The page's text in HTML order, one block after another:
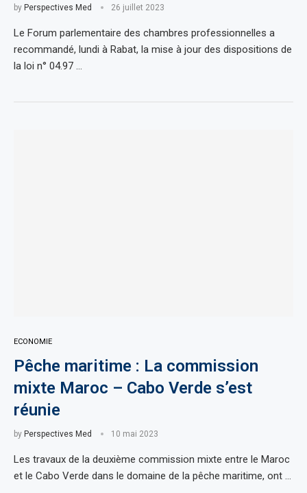
by Perspectives Med 26 juillet 2023
Le Forum parlementaire des chambres professionnelles a
recommandé, lundi à Rabat, la mise à jour des dispositions de
la loi n° 04.97 …
ECONOMIE
Pêche maritime : La commission
mixte Maroc – Cabo Verde s’est
réunie
by Perspectives Med 10 mai 2023
Les travaux de la deuxième commission mixte entre le Maroc
et le Cabo Verde dans le domaine de la pêche maritime, ont …